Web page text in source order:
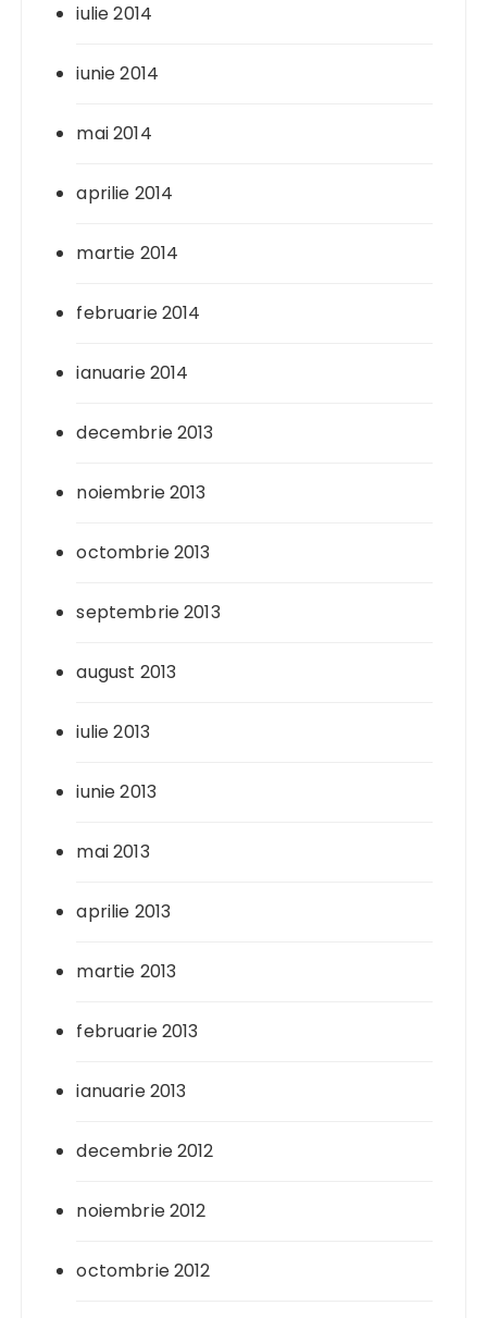
iulie 2014
iunie 2014
mai 2014
aprilie 2014
martie 2014
februarie 2014
ianuarie 2014
decembrie 2013
noiembrie 2013
octombrie 2013
septembrie 2013
august 2013
iulie 2013
iunie 2013
mai 2013
aprilie 2013
martie 2013
februarie 2013
ianuarie 2013
decembrie 2012
noiembrie 2012
octombrie 2012